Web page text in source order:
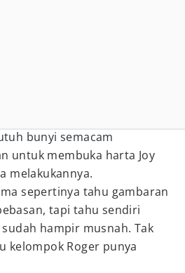
bunyi semacam
untuk membuka harta Joy
melakukannya.
sepertinya tahu gambaran
tapi tahu sendiri
hampir musnah. Tak
kelompok Roger punya